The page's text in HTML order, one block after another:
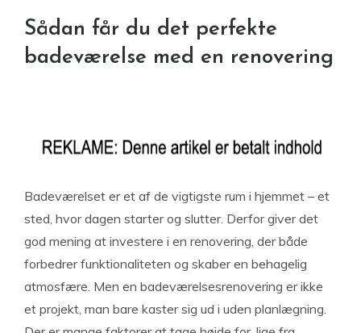
Sådan får du det perfekte
badeværelse med en renovering
Badeværelset er et af de vigtigste rum i hjemmet – et
sted, hvor dagen starter og slutter. Derfor giver det
god mening at investere i en renovering, der både
forbedrer funktionaliteten og skaber en behagelig
atmosfære. Men en badeværelsesrenovering er ikke
et projekt, man bare kaster sig ud i uden planlægning.